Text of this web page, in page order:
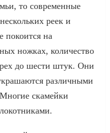
то современные
реек и
покоится на
ножках, количество
до шести штук. Они
различными
скамейки